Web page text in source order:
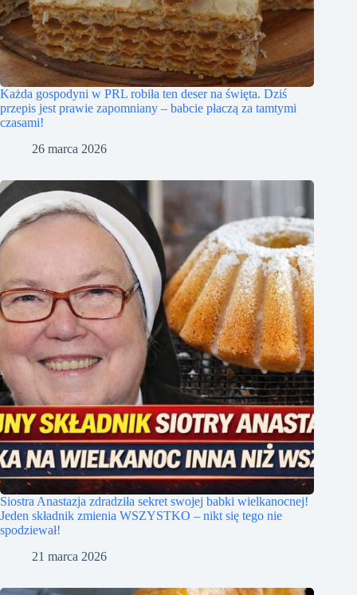
Każda gospodyni w PRL robiła ten deser na święta. Dziś
przepis jest prawie zapomniany – babcie płaczą za tamtymi
czasami!
26 marca 2026
Siostra Anastazja zdradziła sekret swojej babki wielkanocnej!
Jeden składnik zmienia WSZYSTKO – nikt się tego nie
spodziewał!
21 marca 2026